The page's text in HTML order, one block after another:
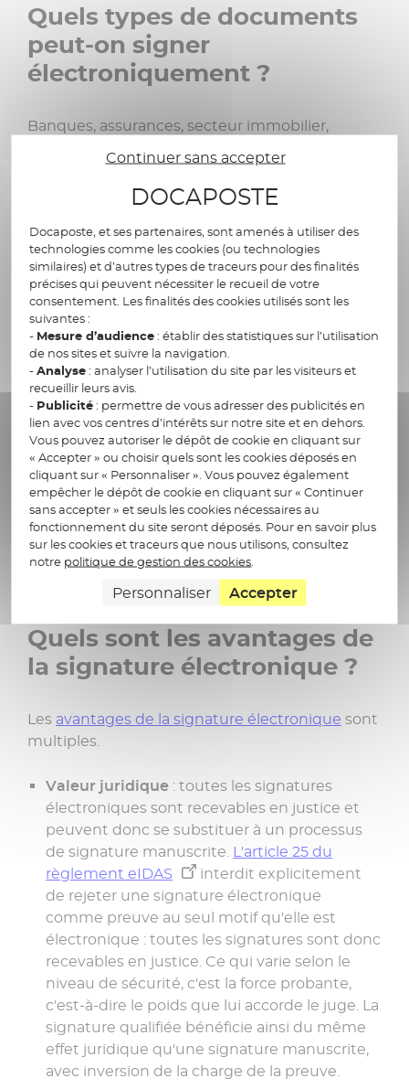
Quels types de documents
peut-on signer
électroniquement ?
Banques, assurances, secteur immobilier,
électronique est parfaitement adaptée aux
usages les plus répandus de nombreux
sur lesquels apposer une signature électronique
sont variés :
appels d’offres, devis, contrats clients,
contrats fournisseurs, contrats d’adhésion,
bons de livraison,
mandat, intention d’achat, promesse de
vente, bail,
formulaires de candidature ou d'intégration
de nouveaux collaborateurs, contrats de
travail et avenants, lettres de mission, notes
de frais,
accords de confidentialité, autorisations de
modification, etc.
Quels sont les avantages de
la signature électronique ?
Les avantages de la signature électronique sont
multiples.
Valeur juridique : toutes les signatures
électroniques sont recevables en justice et
peuvent donc se substituer à un processus
de signature manuscrite. L'article 25 du
règlement eIDAS
interdit explicitement
de rejeter une signature électronique
comme preuve au seul motif qu'elle est
électronique : toutes les signatures sont donc
recevables en justice. Ce qui varie selon le
niveau de sécurité, c'est la force probante,
c'est-à-dire le poids que lui accorde le juge. La
signature qualifiée bénéficie ainsi du même
effet juridique qu'une signature manuscrite,
avec inversion de la charge de la preuve.
Continuer sans accepter
DOCAPOSTE
Docaposte, et ses partenaires, sont amenés à utiliser des
technologies comme les cookies (ou technologies
similaires) et d’autres types de traceurs pour des finalités
précises qui peuvent nécessiter le recueil de votre
consentement. Les finalités des cookies utilisés sont les
suivantes :
- Mesure d’audience: établir des statistiques sur l’utilisation
de nos sites et suivre la navigation.
- Analyse: analyser l’utilisation du site par les visiteurs et
recueillir leurs avis.
- Publicité: permettre de vous adresser des publicités en
lien avec vos centres d’intérêts sur notre site et en dehors.
Vous pouvez autoriser le dépôt de cookie en cliquant sur
« Accepter » ou choisir quels sont les cookies déposés en
cliquant sur « Personnaliser ». Vous pouvez également
empêcher le dépôt de cookie en cliquant sur « Continuer
sans accepter » et seuls les cookies nécessaires au
fonctionnement du site seront déposés. Pour en savoir plus
sur les cookies et traceurs que nous utilisons, consultez
notre politique de gestion des cookies
Personnaliser Accepter